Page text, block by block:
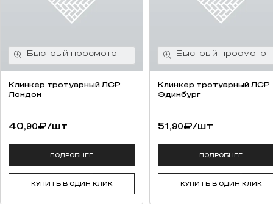
Клинкер тротуарный ЛСР
Лондон
40,90₽/шт
ПОДРОБНЕЕ
КУПИТЬ В ОДИН КЛИК
Клинкер тротуарный ЛСР
Эдинбург
51,90₽/шт
ПОДРОБНЕЕ
КУПИТЬ В ОДИН КЛИК